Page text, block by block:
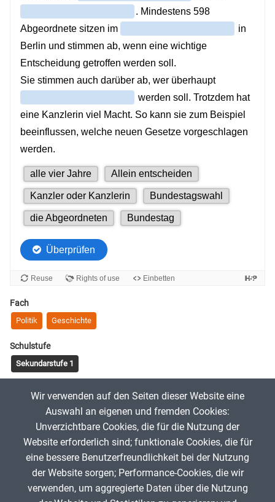
Fach
Politik Geschichte
Schulstufe
Sekundarstufe 1
Demokratie Deutschland modern
16. Oktober 2024
Wir verwenden auf den Seiten dieser Website eine
Auswahl an eigenen und fremden Cookies:
Unverzichtbare Cookies, die für die Nutzung der
Website erforderlich sind; funktionale Cookies, die für
eine bessere Benutzerfreundlichkeit bei der Nutzung
der Website sorgen; Performance-Cookies, die wir
verwenden, um aggregierte Daten über die Nutzung